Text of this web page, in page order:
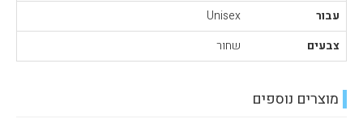
עבור
Unisex
צבעים
שחור
מוצרים נוספים